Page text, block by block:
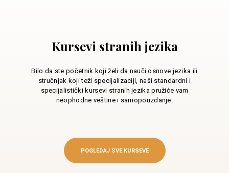
Kursevi stranih jezika
Bilo da ste početnik koji želi da nauči osnove jezika ili
stručnjak koji teži specijalizaciji, naši standardni i
specijalistički kursevi stranih jezika pružiće vam
neophodne veštine i samopouzdanje.
POGLEDAJ SVE KURSEVE